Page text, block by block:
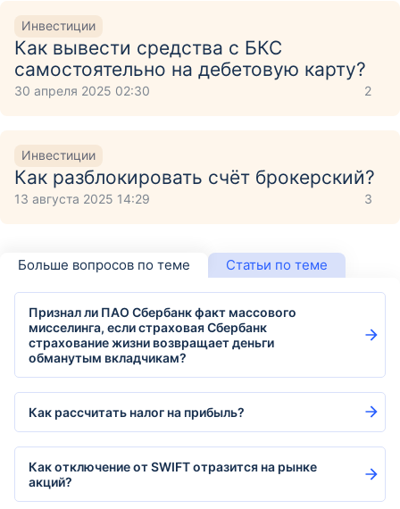
Инвестиции
Как вывести средства с БКС
самостоятельно на дебетовую карту?
30 апреля 2025 02:30 2
Инвестиции
Как разблокировать счёт брокерский?
13 августа 2025 14:29 3
Больше вопросов по теме Статьи по теме
Признал ли ПАО Сбербанк факт массового
мисселинга, если страховая Сбербанк
страхование жизни возвращает деньги
обманутым вкладчикам?
Как рассчитать налог на прибыль?
Как отключение от SWIFT отразится на рынке
акций?